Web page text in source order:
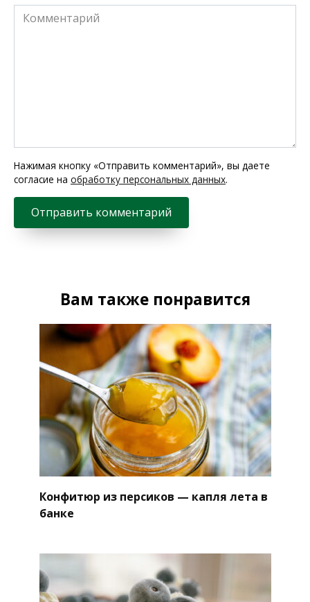
Комментарий
Нажимая кнопку «Отправить комментарий», вы даете
согласие на обработку персональных данных.
Вам также понравится
Конфитюр из персиков — капля лета в
банке